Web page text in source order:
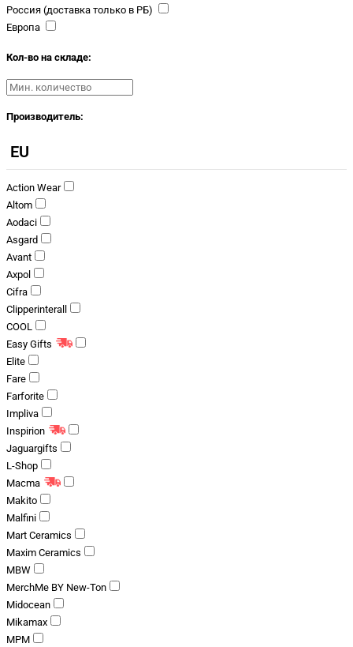
Россия (доставка только в РБ)
Европа
Кол-во на складе:
Производитель:
EU
Action Wear
Altom
Aodaci
Asgard
Avant
Axpol
Cifra
Clipperinterall
COOL
Easy Gifts
Elite
Fare
Farforite
Impliva
Inspirion
Jaguargifts
L-Shop
Macma
Makito
Malfini
Mart Ceramics
Maxim Ceramics
MBW
MerchMe BY New-Ton
Midocean
Mikamax
MPM